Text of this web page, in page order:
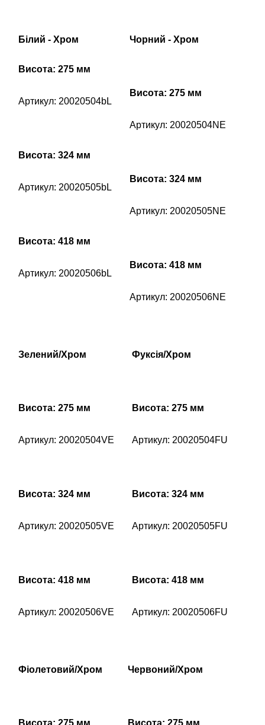
Білий - Хром
Висота: 275 мм
Артикул: 20020504bL
Висота: 324 мм
Артикул: 20020505bL
Висота: 418 мм
Артикул: 20020506bL
Чорний - Хром
Висота: 275 мм
Артикул: 20020504NE
Висота: 324 мм
Артикул: 20020505NE
Висота: 418 мм
Артикул: 20020506NE
Зелений/Хром
Висота: 275 мм
Артикул: 20020504VE
Висота: 324 мм
Артикул: 20020505VE
Висота: 418 мм
Артикул: 20020506VE
Фуксія/Хром
Висота: 275 мм
Артикул: 20020504FU
Висота: 324 мм
Артикул: 20020505FU
Висота: 418 мм
Артикул: 20020506FU
Фіолетовий/Хром
Висота: 275 мм
Червоний/Хром
Висота: 275 мм